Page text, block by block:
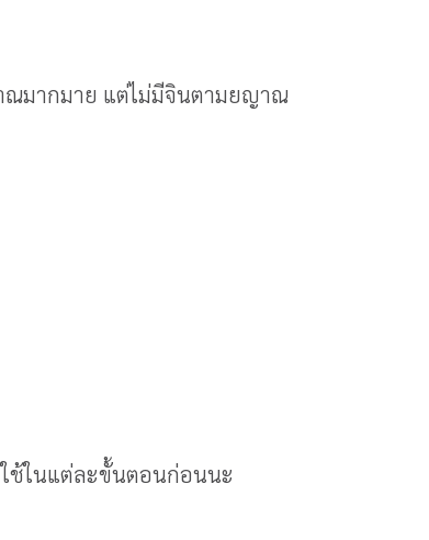
มากมาย แต่ไม่มีจินตามยญาณ
ช้ในแต่ละขั้นตอนก่อนนะ